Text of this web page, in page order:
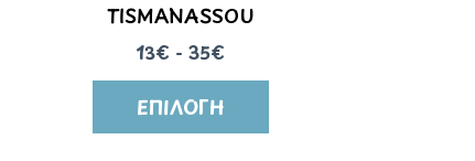
TISMANASSOU
13€ - 35€
ΕΠΙΛΟΓΉ